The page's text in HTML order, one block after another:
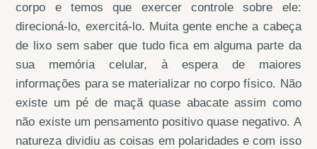
corpo e temos que exercer controle sobre ele:
direcioná-lo, exercitá-lo. Muita gente enche a cabeça
de lixo sem saber que tudo fica em alguma parte da
sua memória celular, à espera de maiores
informações para se materializar no corpo físico. Não
existe um pé de maçã quase abacate assim como
não existe um pensamento positivo quase negativo. A
natureza dividiu as coisas em polaridades e com isso